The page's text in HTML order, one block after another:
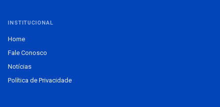
INSTITUCIONAL
Home
Fale Conosco
Notícias
Política de Privacidade